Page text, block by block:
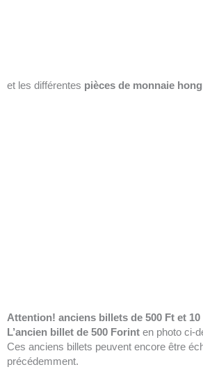
et les différentes pièces de monnaie
Attention! anciens billets de 500 Ft et 10
L’ancien billet de 500 Forint en photo ci-
Ces anciens billets peuvent encore être
précédemment.